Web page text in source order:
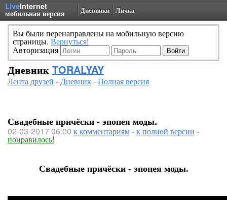
LiveInternet
мобильная версия Дневники Личка
Вы были перенаправлены на мобильную версию
страницы. Вернуться!
Авторизация
Дневник TORALYAY
Лента друзей -Дневник-Полная версия
Свадебные причёски - эпопея моды.
02-03-2017 06:00 к комментариям-к полной версии -
понравилось!
Свадебные причёски - эпопея моды.